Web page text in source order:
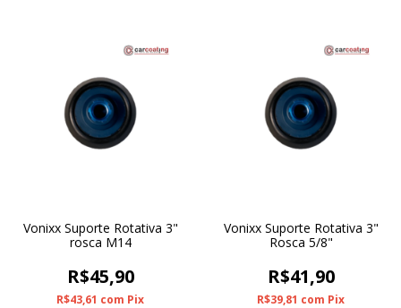
Vonixx Suporte Rotativa 3"
rosca M14
R$45,90
R$43,61 com Pix
Vonixx Suporte Rotativa 3"
Rosca 5/8"
R$41,90
R$39,81 com Pix